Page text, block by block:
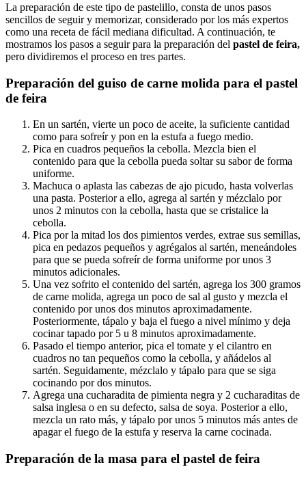
La preparación de este tipo de pastelillo, consta de unos pasos
sencillos de seguir y memorizar, considerado por los más expertos
como una receta de fácil mediana dificultad. A continuación, te
mostramos los pasos a seguir para la preparación del pastel de feira,
pero dividiremos el proceso en tres partes.
Preparación del guiso de carne molida para el pastel
de feira
En un sartén, vierte un poco de aceite, la suficiente cantidad
como para sofreír y pon en la estufa a fuego medio.
Pica en cuadros pequeños la cebolla. Mezcla bien el
contenido para que la cebolla pueda soltar su sabor de forma
uniforme.
Machuca o aplasta las cabezas de ajo picudo, hasta volverlas
una pasta. Posterior a ello, agrega al sartén y mézclalo por
unos 2 minutos con la cebolla, hasta que se cristalice la
cebolla.
Pica por la mitad los dos pimientos verdes, extrae sus semillas,
pica en pedazos pequeños y agrégalos al sartén, meneándoles
para que se pueda sofreír de forma uniforme por unos 3
minutos adicionales.
Una vez sofrito el contenido del sartén, agrega los 300 gramos
de carne molida, agrega un poco de sal al gusto y mezcla el
contenido por unos dos minutos aproximadamente.
Posteriormente, tápalo y baja el fuego a nivel mínimo y deja
cocinar tapado por 5 u 8 minutos aproximadamente.
Pasado el tiempo anterior, pica el tomate y el cilantro en
cuadros no tan pequeños como la cebolla, y añádelos al
sartén. Seguidamente, mézclalo y tápalo para que se siga
cocinando por dos minutos.
Agrega una cucharadita de pimienta negra y 2 cucharaditas de
salsa inglesa o en su defecto, salsa de soya. Posterior a ello,
mezcla un rato más, y tápalo por unos 5 minutos más antes de
apagar el fuego de la estufa y reserva la carne cocinada.
Preparación de la masa para el pastel de feira